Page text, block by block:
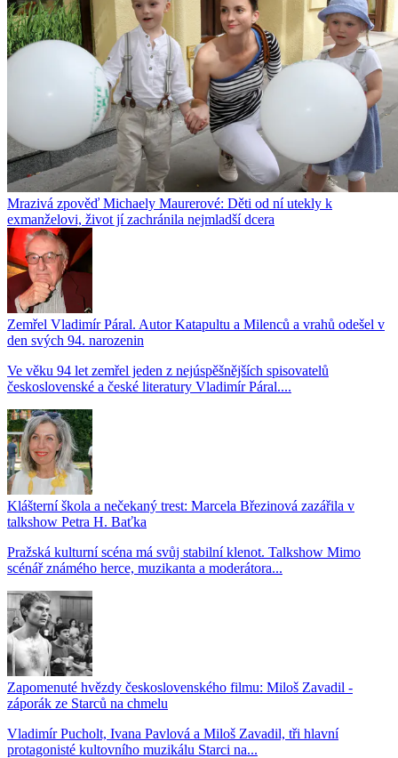
Mrazivá zpověď Michaely Maurerové: Děti od ní utekly k
exmanželovi, život jí zachránila nejmladší dcera
Zemřel Vladimír Páral. Autor Katapultu a Milenců a vrahů odešel v
den svých 94. narozenin
Ve věku 94 let zemřel jeden z nejúspěšnějších spisovatelů
československé a české literatury Vladimír Páral....
Klášterní škola a nečekaný trest: Marcela Březinová zazářila v
talkshow Petra H. Baťka
Pražská kulturní scéna má svůj stabilní klenot. Talkshow Mimo
scénář známého herce, muzikanta a moderátora...
Zapomenuté hvězdy československého filmu: Miloš Zavadil -
záporák ze Starců na chmelu
Vladimír Pucholt, Ivana Pavlová a Miloš Zavadil, tři hlavní
protagonisté kultovního muzikálu Starci na...